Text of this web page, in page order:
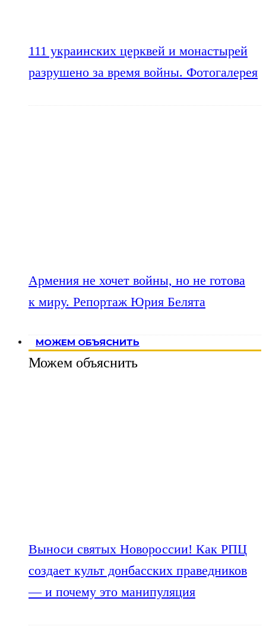
111 украинских церквей и монастырей
разрушено за время войны. Фотогалерея
Армения не хочет войны, но не готова
к миру. Репортаж Юрия Белята
МОЖЕМ ОБЪЯСНИТЬ
Можем объяснить
Выноси святых Новороссии! Как РПЦ
создает культ донбасских праведников
— и почему это манипуляция